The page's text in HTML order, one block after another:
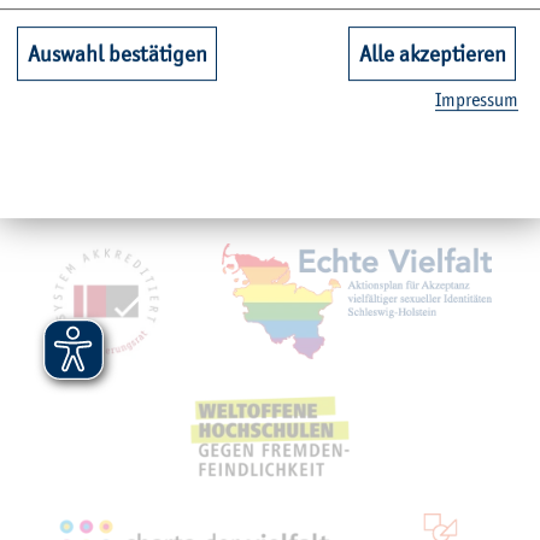
Unsere Fachbereiche
Quicklinks Studium
Mit­glied­schaf­ten,
Auswahl bestätigen Alle akzeptieren
Im­pres­sum